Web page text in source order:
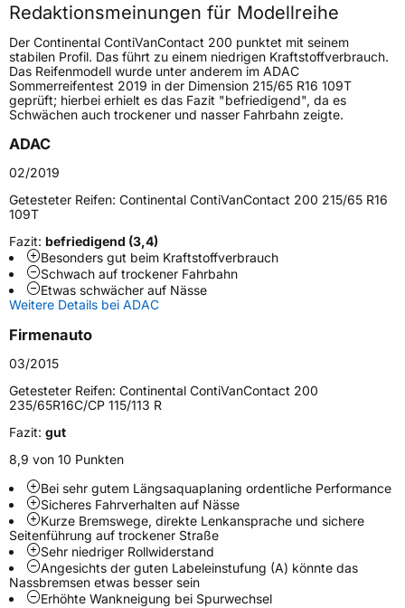
Höchstgeschwindigkeit
170 km/h
Lastindex115
Höchstlast1215 kg
Fahrzeugtyp
Verwendung
ModellnameContiVanContact 200
FahrzeugartTransporter
Schlauchtyp
ZustandNeureifen
C-Reifen
EU Label
EffizienzB
NasshaftungA
Redaktionsmeinungen für Modellreihe
Der Continental ContiVanContact 200 punktet mit seinem
stabilen Profil. Das führt zu einem niedrigen Kraftstoffverbrauch.
Das Reifenmodell wurde unter anderem im ADAC
Sommerreifentest 2019 in der Dimension 215/65 R16 109T
geprüft; hierbei erhielt es das Fazit "befriedigend", da es
Schwächen auch trockener und nasser Fahrbahn zeigte.
ADAC
02/2019
Getesteter Reifen: Continental ContiVanContact 200 215/65 R16
109T
Fazit: befriedigend (3,4)
Besonders gut beim Kraftstoffverbrauch
Schwach auf trockener Fahrbahn
Etwas schwächer auf Nässe
Weitere Details bei ADAC
Firmenauto
03/2015
Getesteter Reifen: Continental ContiVanContact 200
235/65R16C/CP 115/113 R
Fazit: gut
8,9 von 10 Punkten
Bei sehr gutem Längsaquaplaning ordentliche Performance
Sicheres Fahrverhalten auf Nässe
Kurze Bremswege, direkte Lenkansprache und sichere
Seitenführung auf trockener Straße
Sehr niedriger Rollwiderstand
Angesichts der guten Labeleinstufung (A) könnte das
Nassbremsen etwas besser sein
Erhöhte Wankneigung bei Spurwechsel